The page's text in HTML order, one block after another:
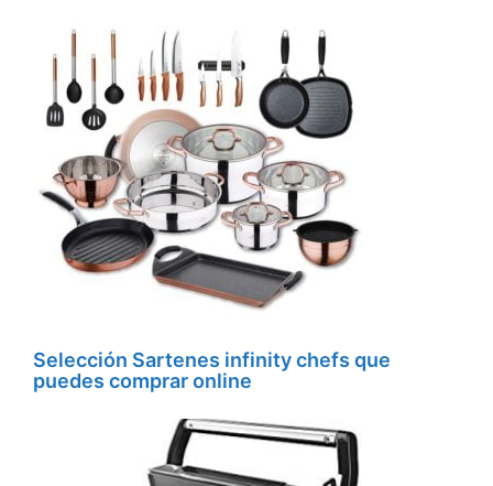
Selección Sartenes infinity chefs que
puedes comprar online